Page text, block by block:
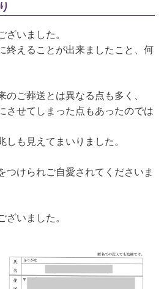
ざいました。
終えることが出来ましたこと、何
のご葬送とは異なる点も多く、
させてしまった点もあったのでは
しも見えてまいりました。
つけられご自愛されてくださいま
ざいました。